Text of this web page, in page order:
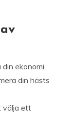
ekonomi.
din hästs
välja ett